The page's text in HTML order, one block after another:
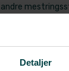
Detaljer
angst, stress,